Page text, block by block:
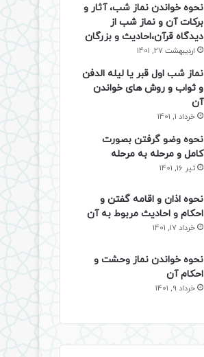
نحوه خواندن نماز شب، آثار و
برکات آن و نماز شب از
دیدگاه قرآن،احادیث و بزرگان
اردیبهشت 27, 1401
نماز شب اول قبر یا لیله الدفن
و ثواب و روش های خواندن
آن
خرداد 1, 1401
نحوه وضو گرفتن بصورت
کامل و مرحله به مرحله
تیر 16, 1401
نحوه اذان و اقامه گفتن و
احکام و احادیث مربوط به آن
خرداد 17, 1401
نحوه خواندن نماز وحشت و
احکام آن
خرداد 9, 1401